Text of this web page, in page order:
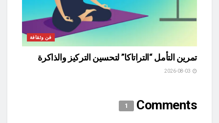
فن وثقافة
تمرين التأمل “التراتاكا” لتحسين التركيز والذاكرة
Comments
1